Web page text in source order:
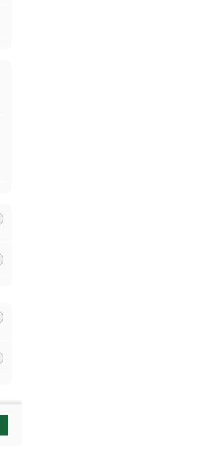
Analytics